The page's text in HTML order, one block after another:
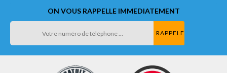
ON VOUS RAPPELLE IMMEDIATEMENT